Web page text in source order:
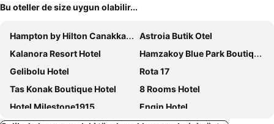
Bu oteller de size uygun olabilir...
Hampton by Hilton Canakkale Gallipoli
Astroia Butik Otel
Kalanora Resort Hotel
Hamzakoy Blue Park Boutique Hotel
Gelibolu Hotel
Rota 17
Tas Konak Boutique Hotel
8 Rooms Hotel
Hotel Milestone1915
Engin Hotel